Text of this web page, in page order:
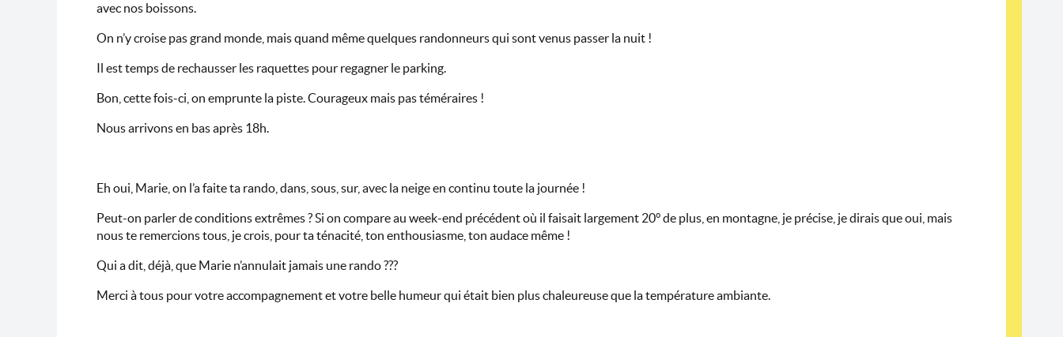
avec nos boissons.
On n’y croise pas grand monde, mais quand même quelques randonneurs qui sont venus passer la nuit !
Il est temps de rechausser les raquettes pour regagner le parking.
Bon, cette fois-ci, on emprunte la piste. Courageux mais pas téméraires !
Nous arrivons en bas après 18h.
Eh oui, Marie, on l’a faite ta rando, dans, sous, sur, avec la neige en continu toute la journée !
Peut-on parler de conditions extrêmes ? Si on compare au week-end précédent où il faisait largement 20° de plus, en montagne, je précise, je dirais que oui, mais
nous te remercions tous, je crois, pour ta ténacité, ton enthousiasme, ton audace même !
Qui a dit, déjà, que Marie n’annulait jamais une rando ???
Merci à tous pour votre accompagnement et votre belle humeur qui était bien plus chaleureuse que la température ambiante.